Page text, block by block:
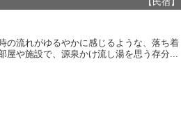
流れがゆるやかに感じるような、落ち着
や施設で、源泉かけ流し湯を思う存分...